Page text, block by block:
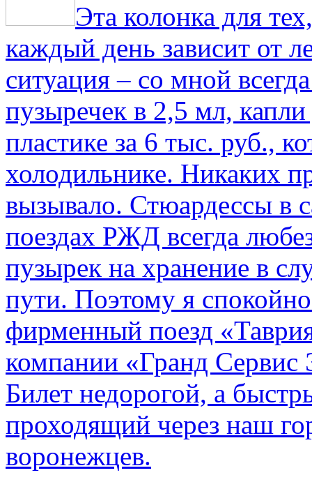
Эта колонка для
каждый день зависит от
ситуация – со мной
пузыречек в 2,5 мл,
пластике за 6 тыс. руб.,
холодильнике. Никаких
вызывало. Стюардессы в
поездах РЖД всегда
пузырек на хранение в
пути. По­этому я
фирменный поезд
компании «Гранд Сервис
Билет недорогой, а
проходящий через наш
воронежцев.